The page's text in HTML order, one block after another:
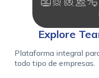
Explore
Plataforma integral
todo tipo de empresas.